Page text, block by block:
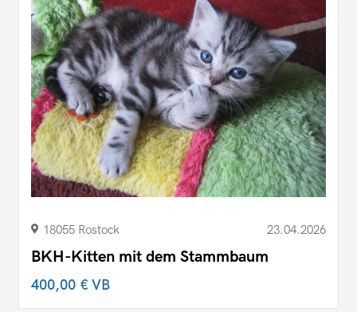
18055 Rostock 23.04.2026
BKH-Kitten mit dem Stammbaum
400,00 €VB